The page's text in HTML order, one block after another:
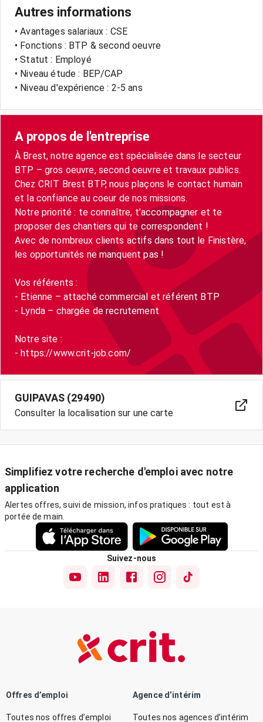
Autres informations
• Avantages salariaux : CSE
• Fonctions : BTP & second oeuvre
• Statut : Employé
• Niveau étude : BEP/CAP
• Niveau d'expérience : 2-5 ans
A propos de l'entreprise
À Brest, notre agence est spécialisée dans le secteur
BTP – gros oeuvre, second oeuvre et travaux publics.
Chez CRIT Brest BTP, nous plaçons le contact humain
et la confiance au coeur de nos missions.
Notre priorité : te connaître, t’accompagner et te
proposer des chantiers qui te correspondent !
Avec de nombreux clients actifs dans tout le Finistère,
les opportunités ne manquent pas !
Vos référents :
- Etienne – attaché commercial et référent BTP
- Lynda – chargée de recrutement
Notre site :
- https://www.crit-job.com/
GUIPAVAS (29490)
Consulter la localisation sur une carte
Simplifiez votre recherche d'emploi avec notre
application
Alertes offres, suivi de mission, infos pratiques : tout est à
portée de main.
Suivez-nous
Offres d’emploi
Toutes nos offres d’emploi
Agence d’intérim
Toutes nos agences d’intérim